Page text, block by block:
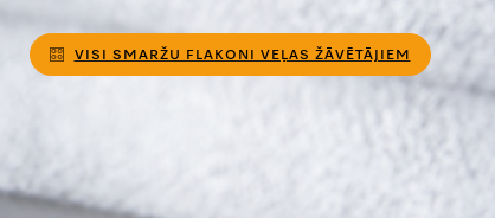
VISI SMARŽU FLAKONI VEĻAS ŽĀVĒTĀJIEM